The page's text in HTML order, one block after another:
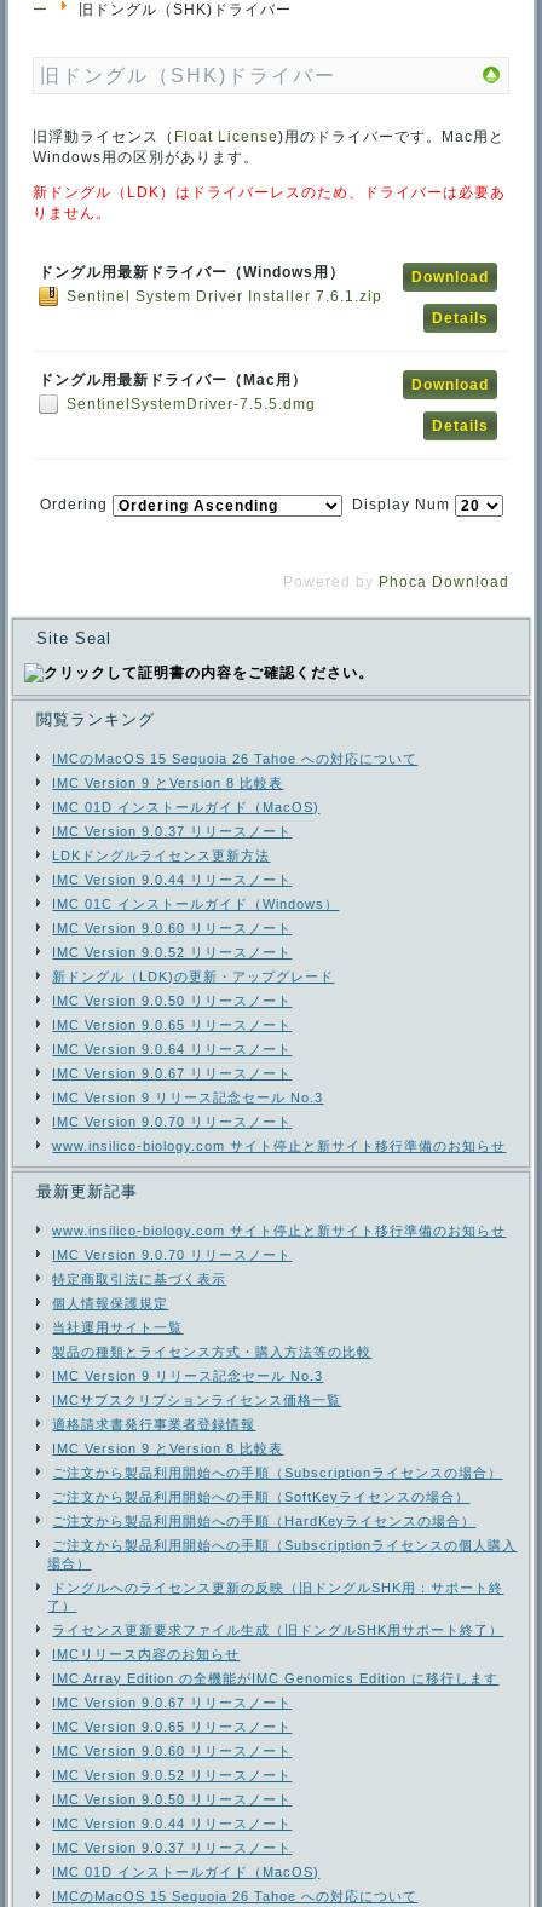
ー
旧ドングル（SHK)ドライバー
旧ドングル（SHK)ドライバー
旧浮動ライセンス（ Float License)用のドライバーです。Mac用と
Windows用の区別があります。
新ドングル（LDK）はドライバーレスのため、ドライバーは必要あ
りません。
ドングル用最新ドライバー（Windows用）
Sentinel System Driver Installer 7.6.1.zip
Download
Details
ドングル用最新ドライバー（Mac用）
SentinelSystemDriver-7.5.5.dmg
Download
Details
Ordering Display Num
Powered by Phoca Download
Site Seal
閲覧ランキング
IMCのMacOS 15 Sequoia 26 Tahoe への対応について
IMC Version 9 とVersion 8 比較表
IMC 01D インストールガイド（MacOS)
IMC Version 9.0.37 リリースノート
LDKドングルライセンス更新方法
IMC Version 9.0.44 リリースノート
IMC 01C インストールガイド（Windows）
IMC Version 9.0.60 リリースノート
IMC Version 9.0.52 リリースノート
新ドングル（LDK)の更新・アップグレード
IMC Version 9.0.50 リリースノート
IMC Version 9.0.65 リリースノート
IMC Version 9.0.64 リリースノート
IMC Version 9.0.67 リリースノート
IMC Version 9 リリース記念セール No.3
IMC Version 9.0.70 リリースノート
www.insilico-biology.com サイト停止と新サイト移行準備のお知らせ
最新更新記事
www.insilico-biology.com サイト停止と新サイト移行準備のお知らせ
IMC Version 9.0.70 リリースノート
特定商取引法に基づく表示
個人情報保護規定
当社運用サイト一覧
製品の種類とライセンス方式・購入方法等の比較
IMC Version 9 リリース記念セール No.3
IMCサブスクリプションライセンス価格一覧
適格請求書発行事業者登録情報
IMC Version 9 とVersion 8 比較表
ご注文から製品利用開始への手順（Subscriptionライセンスの場合）
ご注文から製品利用開始への手順（SoftKeyライセンスの場合）
ご注文から製品利用開始への手順（HardKeyライセンスの場合）
ご注文から製品利用開始への手順（Subscriptionライセンスの個人購入
場合）
ドングルへのライセンス更新の反映（旧ドングルSHK用：サポート終
了）
ライセンス更新要求ファイル生成（旧ドングルSHK用サポート終了）
IMCリリース内容のお知らせ
IMC Array Edition の全機能がIMC Genomics Edition に移行します
IMC Version 9.0.67 リリースノート
IMC Version 9.0.65 リリースノート
IMC Version 9.0.60 リリースノート
IMC Version 9.0.52 リリースノート
IMC Version 9.0.50 リリースノート
IMC Version 9.0.44 リリースノート
IMC Version 9.0.37 リリースノート
IMC 01D インストールガイド（MacOS)
IMCのMacOS 15 Sequoia 26 Tahoe への対応について